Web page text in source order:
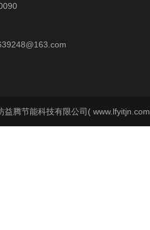
益腾节能科技有限公司(